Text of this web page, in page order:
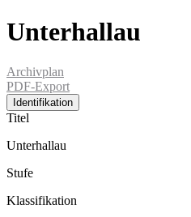
Unterhallau
Archivplan
PDF-Export
Identifikation
Titel
Unterhallau
Stufe
Klassifikation